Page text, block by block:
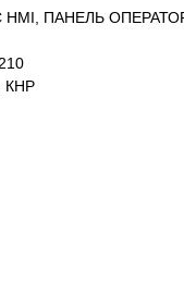
HMI, ПАНЕЛЬ
КНР